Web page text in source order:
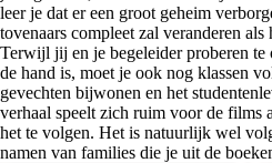
leer je dat er een groot geheim
tovenaars compleet zal veranderen
Terwijl jij en je begeleider proberen te
de hand is, moet je ook nog klassen
gevechten bijwonen en het
verhaal speelt zich ruim voor de films
het te volgen. Het is natuurlijk wel
namen van families die je uit de